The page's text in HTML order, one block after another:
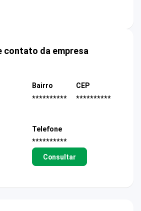
contato da empresa
Bairro
**********
CEP
**********
Telefone
**********
Consultar